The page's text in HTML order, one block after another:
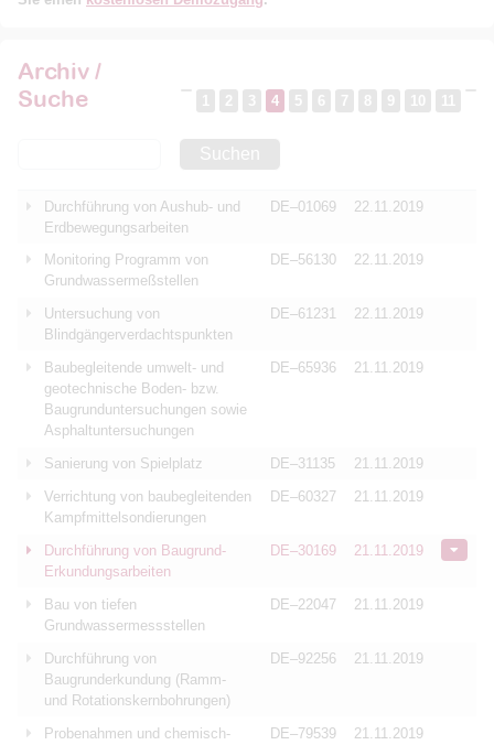
Archiv /
Suche
1 2 3 4 5 6 7 8 9 10 11
Suchen
Durchführung von Aushub- und
Erdbewegungsarbeiten
DE–01069 22.11.2019
Monitoring Programm von
Grundwassermeßstellen
DE–56130 22.11.2019
Untersuchung von
Blindgängerverdachtspunkten
DE–61231 22.11.2019
Baubegleitende umwelt- und
geotechnische Boden- bzw.
Baugrunduntersuchungen sowie
Asphaltuntersuchungen
DE–65936 21.11.2019
Sanierung von Spielplatz DE–31135
21.11.2019
Verrichtung von baubegleitenden
Kampfmittelsondierungen
DE–60327 21.11.2019
Durchführung von Baugrund-
Erkundungsarbeiten
DE–30169 21.11.2019
Bau von tiefen
Grundwassermessstellen
DE–22047 21.11.2019
Durchführung von
Baugrunderkundung (Ramm-
und Rotationskernbohrungen)
DE–92256 21.11.2019
Probenahmen und chemisch-
DE–79539 21.11.2019